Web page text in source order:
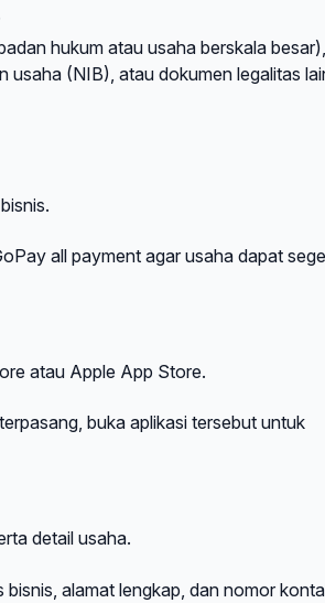
hukum atau usaha berskala besar),
usaha (NIB), atau dokumen legalitas
all payment agar usaha dapat
atau Apple App Store.
buka aplikasi tersebut untuk
detail usaha.
alamat lengkap, dan nomor